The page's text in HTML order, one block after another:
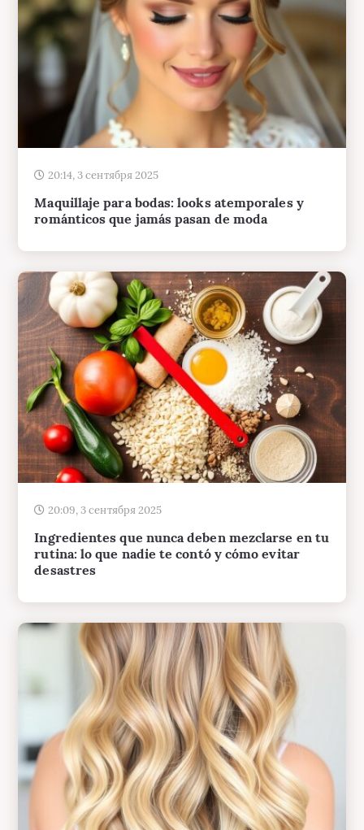
20:14, 3 сентября 2025
Maquillaje para bodas: looks atemporales y
románticos que jamás pasan de moda
20:09, 3 сентября 2025
Ingredientes que nunca deben mezclarse en tu
rutina: lo que nadie te contó y cómo evitar
desastres